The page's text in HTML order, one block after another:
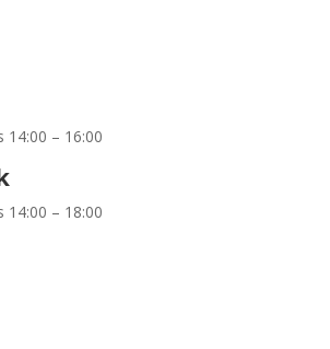
14:00 – 16:00
14:00 – 18:00